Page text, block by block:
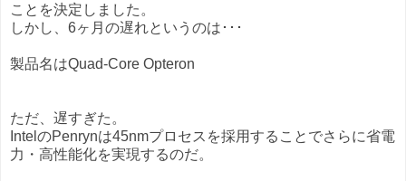
ことを決定しました。
しかし、6ヶ月の遅れというのは･･･
製品名はQuad-Core Opteron
ただ、遅すぎた。
IntelのPenrynは45nmプロセスを採用することでさらに省電
力・高性能化を実現するのだ。